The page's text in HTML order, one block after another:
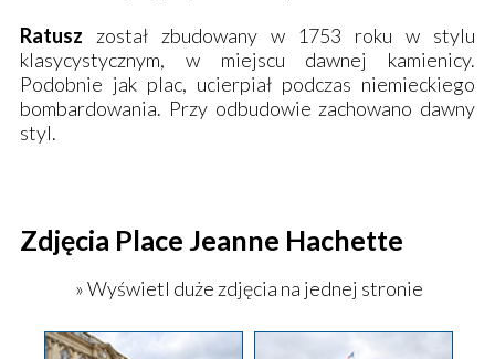
Ratusz został zbudowany w 1753 roku w stylu
klasycystycznym, w miejscu dawnej kamienicy.
Podobnie jak plac, ucierpiał podczas niemieckiego
bombardowania. Przy odbudowie zachowano dawny
styl.
Zdjęcia Place Jeanne Hachette
» Wyświetl duże zdjęcia na jednej stronie